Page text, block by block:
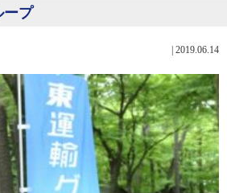
ープ
2019.06.14